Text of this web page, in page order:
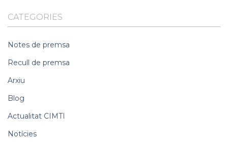
CATEGORIES
Notes de premsa
Recull de premsa
Arxiu
Blog
Actualitat CIMTI
Notícies